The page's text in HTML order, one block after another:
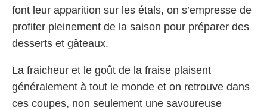
font leur apparition sur les étals, on s’empresse de
profiter pleinement de la saison pour préparer des
desserts et gâteaux.
La fraicheur et le goût de la fraise plaisent
généralement à tout le monde et on retrouve dans
ces coupes, non seulement une savoureuse